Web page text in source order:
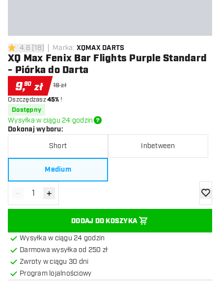
4.6 gwiazdki oceny
4.6 [18] Marka: XQMAX DARTS
XQ Max Fenix Bar Flights Purple Standard
- Piórka do Darta
9,90 zł 18 zł
Oszczędzasz45% !
Dostępny
Wysyłka w ciągu 24 godzin
Dokonaj wyboru:
Short Inbetween
Medium
Zmniejsz ilość
- Zwiększ ilość
+
DODAJ DO KOSZYKA
Wysyłka w ciągu 24 godzin
Darmowa wysyłka od 250 zł
Zwroty w ciągu 30 dni
Program lojalnościowy